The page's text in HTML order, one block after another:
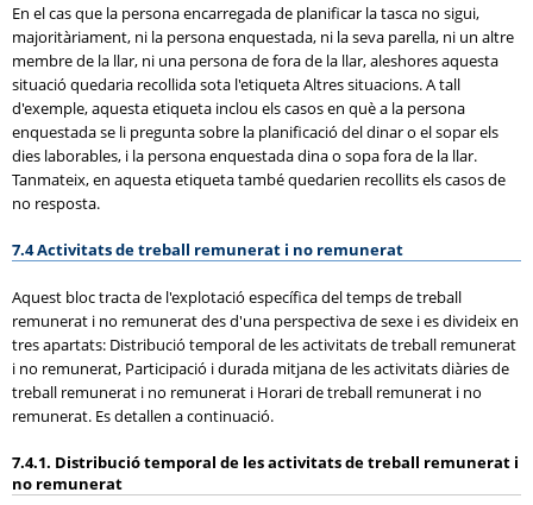
En el cas que la persona encarregada de planificar la tasca no sigui,
majoritàriament, ni la persona enquestada, ni la seva parella, ni un altre
membre de la llar, ni una persona de fora de la llar, aleshores aquesta
situació quedaria recollida sota l'etiqueta Altres situacions. A tall
d'exemple, aquesta etiqueta inclou els casos en què a la persona
enquestada se li pregunta sobre la planificació del dinar o el sopar els
dies laborables, i la persona enquestada dina o sopa fora de la llar.
Tanmateix, en aquesta etiqueta també quedarien recollits els casos de
no resposta.
7.4 Activitats de treball remunerat i no remunerat
Aquest bloc tracta de l'explotació específica del temps de treball
remunerat i no remunerat des d'una perspectiva de sexe i es divideix en
tres apartats: Distribució temporal de les activitats de treball remunerat
i no remunerat, Participació i durada mitjana de les activitats diàries de
treball remunerat i no remunerat i Horari de treball remunerat i no
remunerat. Es detallen a continuació.
7.4.1. Distribució temporal de les activitats de treball remunerat i
no remunerat